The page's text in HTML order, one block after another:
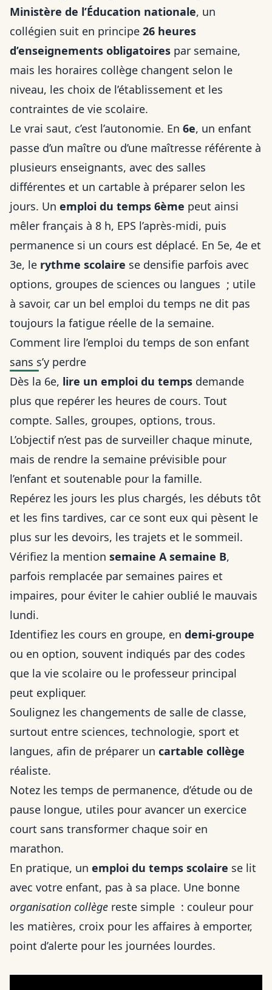
Ministère de l’Éducation nationale, un
collégien suit en principe 26 heures
d’enseignements obligatoires par semaine,
mais les horaires collège changent selon le
niveau, les choix de l’établissement et les
contraintes de vie scolaire.
Le vrai saut, c’est l’autonomie. En 6e, un enfant
passe d’un maître ou d’une maîtresse référente à
plusieurs enseignants, avec des salles
différentes et un cartable à préparer selon les
jours. Un emploi du temps 6ème peut ainsi
mêler français à 8 h, EPS l’après-midi, puis
permanence si un cours est déplacé. En 5e, 4e et
3e, le rythme scolaire se densifie parfois avec
options, groupes de sciences ou langues ; utile
à savoir, car un bel emploi du temps ne dit pas
toujours la fatigue réelle de la semaine.
Comment lire l’emploi du temps de son enfant
sans s’y perdre
Dès la 6e, lire un emploi du temps demande
plus que repérer les heures de cours. Tout
compte. Salles, groupes, options, trous.
L’objectif n’est pas de surveiller chaque minute,
mais de rendre la semaine prévisible pour
l’enfant et soutenable pour la famille.
Repérez les jours les plus chargés, les débuts tôt
et les fins tardives, car ce sont eux qui pèsent le
plus sur les devoirs, les trajets et le sommeil.
Vérifiez la mention semaine A semaine B,
parfois remplacée par semaines paires et
impaires, pour éviter le cahier oublié le mauvais
lundi.
Identifiez les cours en groupe, en demi-groupe
ou en option, souvent indiqués par des codes
que la vie scolaire ou le professeur principal
peut expliquer.
Soulignez les changements de salle de classe,
surtout entre sciences, technologie, sport et
langues, afin de préparer un cartable collège
réaliste.
Notez les temps de permanence, d’étude ou de
pause longue, utiles pour avancer un exercice
court sans transformer chaque soir en
marathon.
En pratique, un emploi du temps scolaire se lit
avec votre enfant, pas à sa place. Une bonne
organisation collège reste simple : couleur pour
les matières, croix pour les affaires à emporter,
point d’alerte pour les journées lourdes.